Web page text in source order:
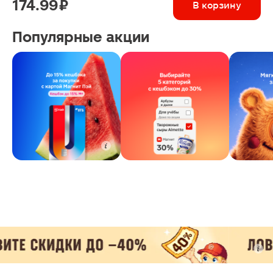
174.99 ₽ В корзину
Популярные акции